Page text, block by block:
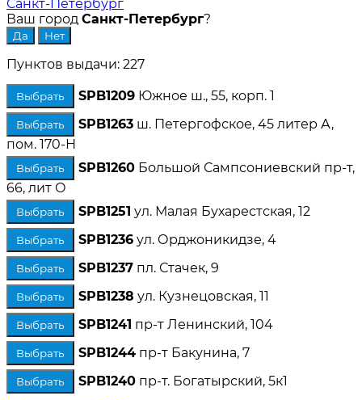
Санкт-Петербург
Ваш город Санкт-Петербург?
Пунктов выдачи: 227
Выбрать SPB1209 Южное ш., 55, корп. 1
Выбрать SPB1263 ш. Петергофское, 45 литер А,
пом. 170-Н
Выбрать SPB1260 Большой Сампсониевский пр-т,
66, лит О
Выбрать SPB1251 ул. Малая Бухарестская, 12
Выбрать SPB1236 ул. Орджоникидзе, 4
Выбрать SPB1237 пл. Стачек, 9
Выбрать SPB1238 ул. Кузнецовская, 11
Выбрать SPB1241 пр-т Ленинский, 104
Выбрать SPB1244 пр-т Бакунина, 7
Выбрать SPB1240 пр-т. Богатырский, 5к1